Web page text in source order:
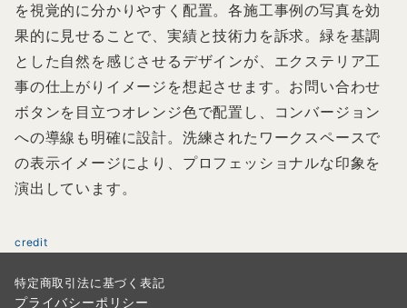
を視覚的に分かりやすく配置。各施工事例の写真を効
果的に見せることで、実績と技術力を訴求。緑を基調
とした自然を感じさせるデザインが、エクステリア工
事の仕上がりイメージを想起させます。お問い合わせ
ボタンを目立つオレンジ色で配置し、コンバージョン
への導線も明確に設計。洗練されたワークスペースで
の表示イメージにより、プロフェッショナルな印象を
演出しています。
credit
特定商取引法に基づく表記
プライバシーポリシー